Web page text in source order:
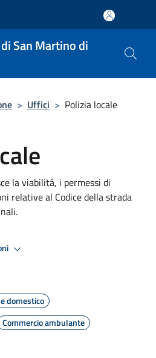
San Martino di
> Uffici > Polizia locale
la viabilità, i permessi di
relative al Codice della strada
domestico
Commercio ambulante